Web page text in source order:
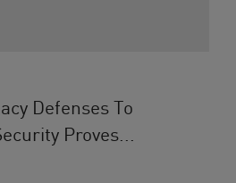
Defenses To
Proves...